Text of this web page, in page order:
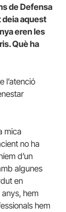
de Defensa
deia aquest
eren les
Què ha
l’atenció
mica
no ha
d’un
algunes
en
hem
hem